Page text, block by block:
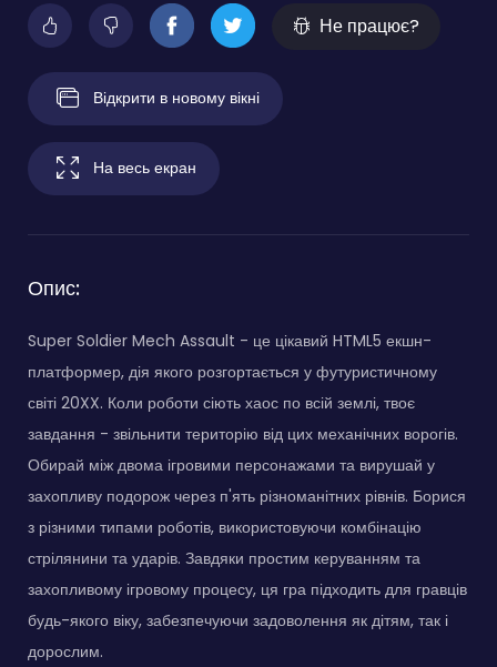
Не працює?
Відкрити в новому вікні
На весь екран
Опис:
Super Soldier Mech Assault - це цікавий HTML5 екшн-
платформер, дія якого розгортається у футуристичному
світі 20XX. Коли роботи сіють хаос по всій землі, твоє
завдання - звільнити територію від цих механічних ворогів.
Обирай між двома ігровими персонажами та вирушай у
захопливу подорож через п'ять різноманітних рівнів. Борися
з різними типами роботів, використовуючи комбінацію
стрілянини та ударів. Завдяки простим керуванням та
захопливому ігровому процесу, ця гра підходить для гравців
будь-якого віку, забезпечуючи задоволення як дітям, так і
дорослим.